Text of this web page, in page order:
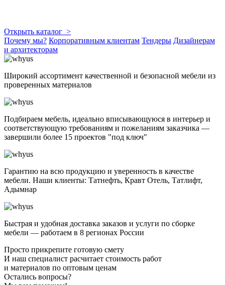
Открыть каталог >
Почему мы? Корпоративным клиентам Тендеры Дизайнерам
и архитекторам
Широкий ассортимент качественной и безопасной мебели из
проверенных материалов
Подбираем мебель, идеально вписывающуюся в интерьер и
соответствующую требованиям и пожеланиям заказчика —
завершили более 15 проектов "под ключ"
Гарантию на всю продукцию и уверенность в качестве
мебели. Наши клиенты: Татнефть, Кравт Отель, Татлифт,
Адымнар
Быстрая и удобная доставка заказов и услуги по сборке
мебели — работаем в 8 регионах России
Просто прикрепите готовую смету
И наш специалист расчитает стоимость работ
и материалов по оптовым ценам
Остались вопросы?